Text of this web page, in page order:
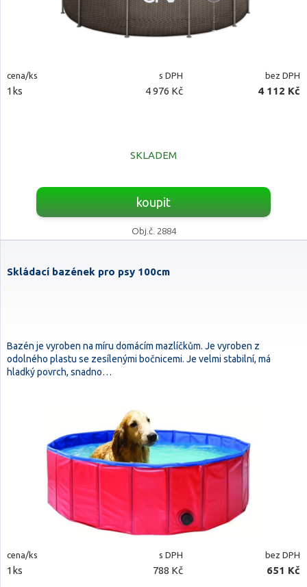
cena/ks s DPH bez DPH
1ks 4 976 Kč 4 112 Kč
SKLADEM
koupit
Obj.č. 2884
Skládací bazének pro psy 100cm
Bazén je vyroben na míru domácím mazlíčkům. Je vyroben z
odolného plastu se zesílenými bočnicemi. Je velmi stabilní, má
hladký povrch, snadno…
cena/ks s DPH bez DPH
1ks 788 Kč 651 Kč